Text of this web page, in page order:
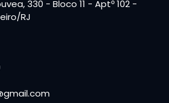
330 - Bloco 11 - Aptº 102 -
RJ